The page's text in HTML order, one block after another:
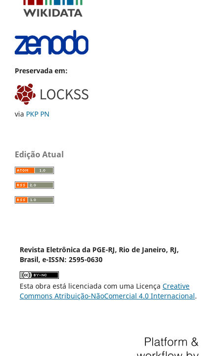
Preservada em:
via PKP PN
Edição Atual
Revista Eletrônica da PGE-RJ, Rio de Janeiro, RJ,
Brasil, e-ISSN: 2595-0630
Esta obra está licenciada com uma Licença Creative
Commons Atribuição-NãoComercial 4.0 Internacional.